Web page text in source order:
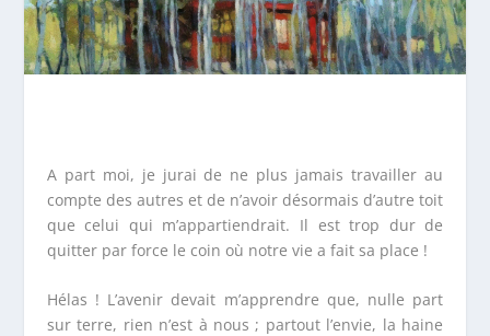
A part moi, je jurai de ne plus jamais travailler au
compte des autres et de n’avoir désormais d’autre toit
que celui qui m’appartiendrait. Il est trop dur de
quitter par force le coin où notre vie a fait sa place !
Hélas ! L’avenir devait m’apprendre que, nulle part
sur terre, rien n’est à nous ; partout l’envie, la haine